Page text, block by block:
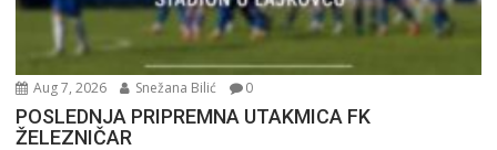
Aug 7, 2026 Snežana Bilić 0
POSLEDNJA PRIPREMNA UTAKMICA FK
ŽELEZNIČAR